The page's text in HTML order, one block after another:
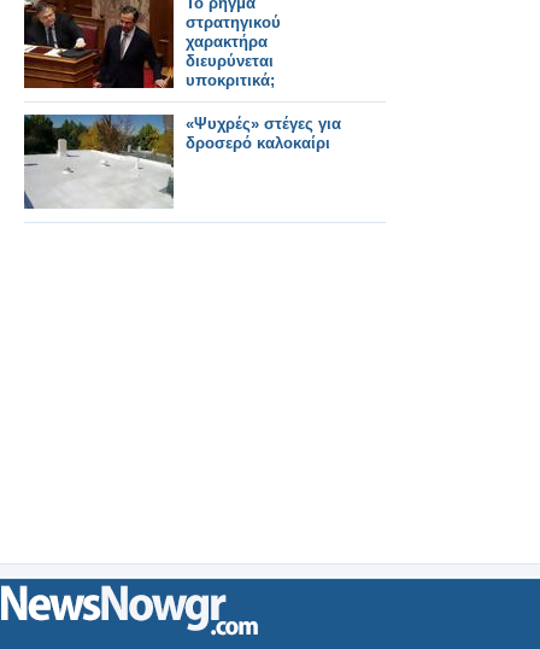
στρατηγικού
χαρακτήρα
διευρύνεται
υποκριτικά;
«Ψυχρές» στέγες για
δροσερό καλοκαίρι